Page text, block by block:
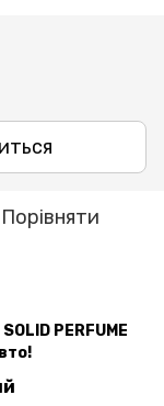
Порівняти
PERFUME